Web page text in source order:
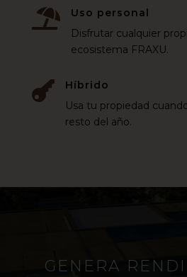

Uso personal
Disfrutar cualquier
ecosistema FRAXU.

Híbrido
Usa tu propiedad
resto del año.
GENERA